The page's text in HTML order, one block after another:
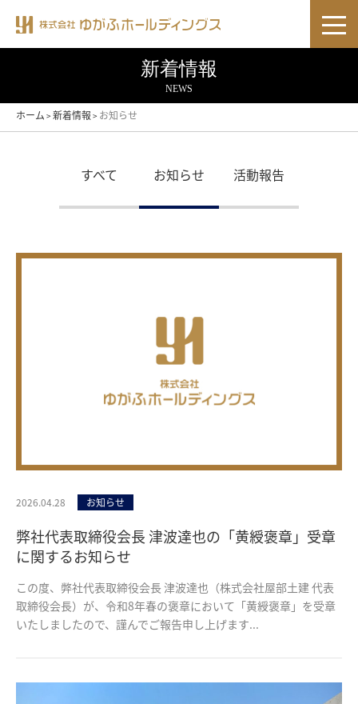
新着情報
NEWS
ホーム > 新着情報 > お知らせ
すべて お知らせ 活動報告
2026.04.28 お知らせ
弊社代表取締役会長 津波達也の「黄綬褒章」受章
に関するお知らせ
この度、弊社代表取締役会長 津波達也（株式会社屋部土建 代表
取締役会長）が、令和8年春の褒章において「黄綬褒章」を受章
いたしましたので、謹んでご報告申し上げます...